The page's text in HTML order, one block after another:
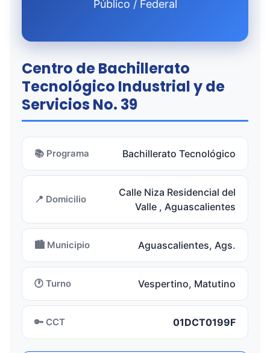
Público / Federal
Centro de Bachillerato
Tecnológico Industrial y de
Servicios No. 39
📚 Programa Bachillerato Tecnológico
📍 Domicilio
Calle Niza Residencial del
Valle , Aguascalientes
🏙️ Municipio Aguascalientes, Ags.
🕐 Turno Vespertino, Matutino
🔑 CCT 01DCT0199F